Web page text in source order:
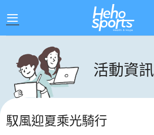
活動資訊
馭風迎夏乘光騎行